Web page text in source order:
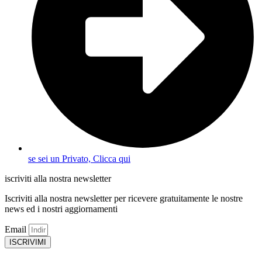
se sei un Privato, Clicca qui
iscriviti alla nostra newsletter
Iscriviti alla nostra newsletter per ricevere gratuitamente le nostre
news ed i nostri aggiornamenti
Email
ISCRIVIMI